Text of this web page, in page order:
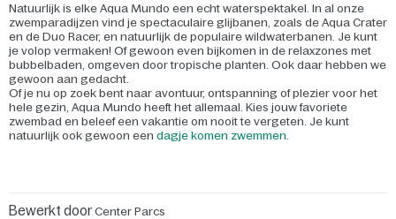
Natuurlijk is elke Aqua Mundo een echt waterspektakel. In al onze
zwemparadijzen vind je spectaculaire glijbanen, zoals de Aqua Crater
en de Duo Racer, en natuurlijk de populaire wildwaterbanen. Je kunt
je volop vermaken! Of gewoon even bijkomen in de relaxzones met
bubbelbaden, omgeven door tropische planten. Ook daar hebben we
gewoon aan gedacht.
Of je nu op zoek bent naar avontuur, ontspanning of plezier voor het
hele gezin, Aqua Mundo heeft het allemaal. Kies jouw favoriete
zwembad en beleef een vakantie om nooit te vergeten. Je kunt
natuurlijk ook gewoon een dagje komen zwemmen
Bewerkt doorCenter Parcs